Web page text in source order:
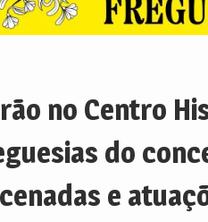
no Centro
do
e